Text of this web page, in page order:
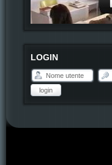
LOGIN
login